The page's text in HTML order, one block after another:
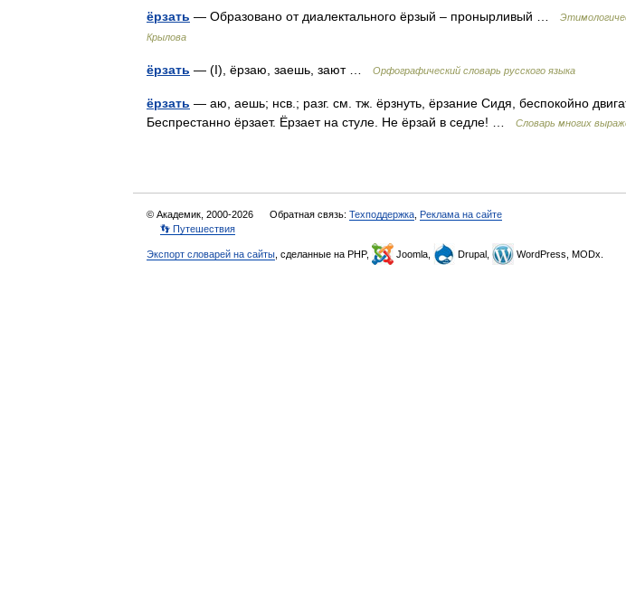
ёрзать — Образовано от диалектального ёрзый – пронырливый …
Крылова
ёрзать — (I), ёрзаю, заешь, зают … Орфографический словарь русского языка
ёрзать — аю, аешь; нсв.; разг. см. тж. ёрзнуть, ёрзание Сидя, беспокойно
Беспрестанно ёрзает. Ёрзает на стуле. Не ёрзай в седле! …
Словарь многих
© Академик, 2000-2026 Обратная связь: Техподдержка Реклама на сайте
👣 Путешествия
Экспорт словарей на сайты , сделанные на PHP, Joomla, Drupal, WordPress, MODx.